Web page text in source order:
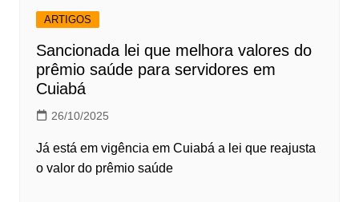
ARTIGOS
Sancionada lei que melhora valores do
prêmio saúde para servidores em
Cuiabá
26/10/2025
Já está em vigência em Cuiabá a lei que reajusta
o valor do prêmio saúde